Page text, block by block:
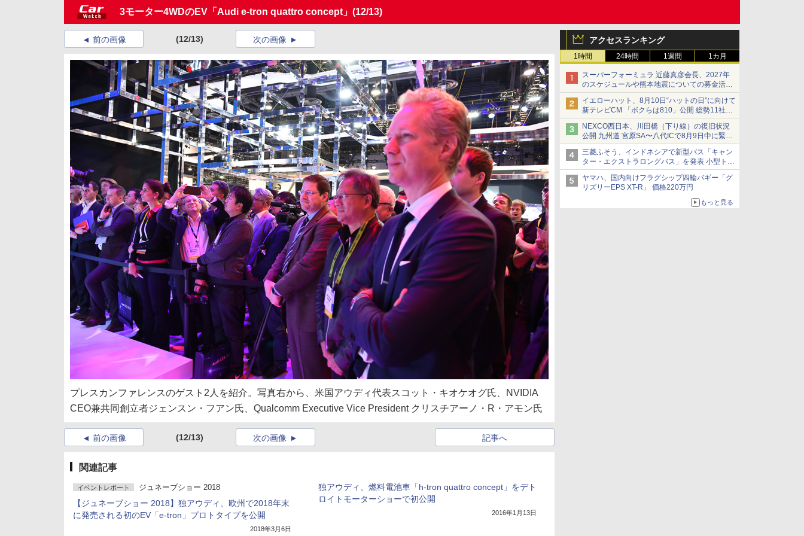
3モーター4WDのEV「Audi e-tron quattro concept」 (12/13)
アクセスランキング
1時間 24時間 1週間 1カ月
スーパーフォーミュラ 近藤真彦会長、2027年
のスケジュールや熊本地震についての募金活動
を紹介
イエローハット、8月10日“ハットの日”に向けて
新テレビCM 「ボクらは810」公開 総勢11社
107名が参画
NEXCO西日本、川田橋（下り線）の復旧状況
公開 九州道 宮原SA〜八代ICで8月9日中に緊急
車両を通行可能に
三菱ふそう、インドネシアで新型バス「キャン
ター・エクストラロングバス」を発表 小型トラ
ックベースの観光・旅客輸送向けバス
ヤマハ、国内向けフラグシップ四輪バギー「グ
リズリーEPS XT-R」 価格220万円
もっと見る
前の画像 (12/13) 次の画像
プレスカンファレンスのゲスト2人を紹介。写真右から、米国アウディ代表スコット・キオケオグ氏、NVIDIA
CEO兼共同創立者ジェンスン・フアン氏、Qualcomm Executive Vice President クリスチアーノ・R・アモン氏
前の画像 (12/13) 記事へ
次の画像
関連記事
イベントレポート ジュネーブショー 2018
【ジュネーブショー 2018】独アウディ、欧州で2018年末
に発売される初のEV「e-tron」プロトタイプを公開
2018年3月6日
独アウディ、燃料電池車「h-tron quattro concept」をデト
ロイトモーターショーで初公開
2016年1月13日